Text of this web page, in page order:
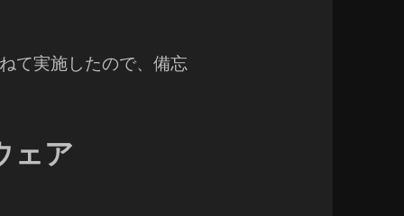
て実施したので、備忘
ェア